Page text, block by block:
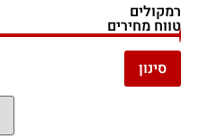
רמקולים
טווח מחירים
סינון